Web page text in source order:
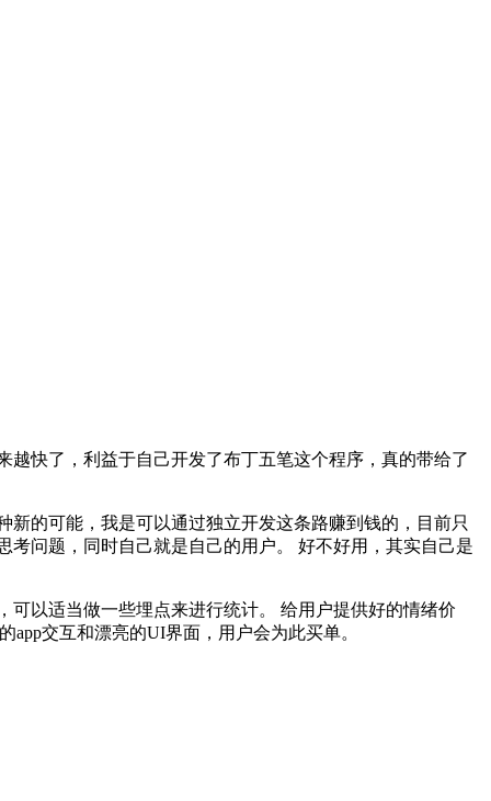
快了，利益于自己开发了布丁五笔这个程序，真的带给了
的可能，我是可以通过独立开发这条路赚到钱的，目前只
问题，同时自己就是自己的用户。 好不好用，其实自己是
以适当做一些埋点来进行统计。 给用户提供好的情绪价
交互和漂亮的UI界面，用户会为此买单。